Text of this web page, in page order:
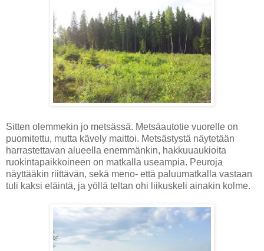
Sitten olemmekin jo metsässä. Metsäautotie vuorelle on
puomitettu, mutta kävely maittoi. Metsästystä näytetään
harrastettavan alueella enemmänkin, hakkuuaukioita
ruokintapaikkoineen on matkalla useampia. Peuroja
näyttääkin riittävän, sekä meno- että paluumatkalla vastaan
tuli kaksi eläintä, ja yöllä teltan ohi liikuskeli ainakin kolme.